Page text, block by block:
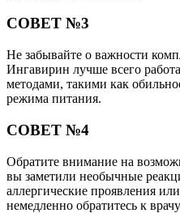
СОВЕТ №3
Не забывайте о важности
Ингавирин лучше всего
методами, такими как
режима питания.
СОВЕТ №4
Обратите внимание на
вы заметили необычные
аллергические проявления
немедленно обратитесь к